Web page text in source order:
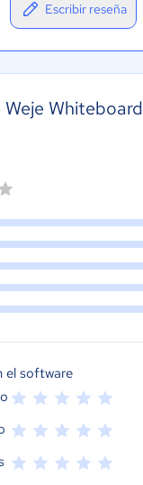
Escribir reseña
Weje Whiteboard
el software